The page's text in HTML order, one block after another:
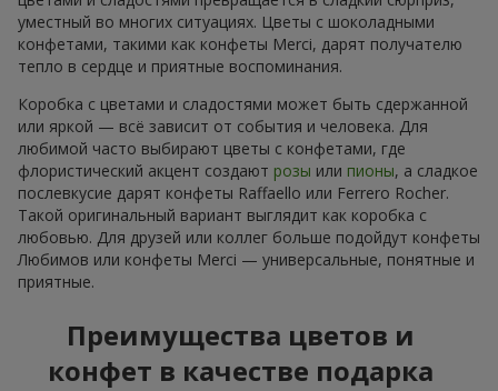
уместный во многих ситуациях. Цветы с шоколадными
конфетами, такими как конфеты Merci, дарят получателю
тепло в сердце и приятные воспоминания.
Коробка с цветами и сладостями может быть сдержанной
или яркой — всё зависит от события и человека. Для
любимой часто выбирают цветы с конфетами, где
флористический акцент создают розы или пионы, а сладкое
послевкусие дарят конфеты Raffaello или Ferrero Rocher.
Такой оригинальный вариант выглядит как коробка с
любовью. Для друзей или коллег больше подойдут конфеты
Любимов или конфеты Merci — универсальные, понятные и
приятные.
Преимущества цветов и
конфет в качестве подарка